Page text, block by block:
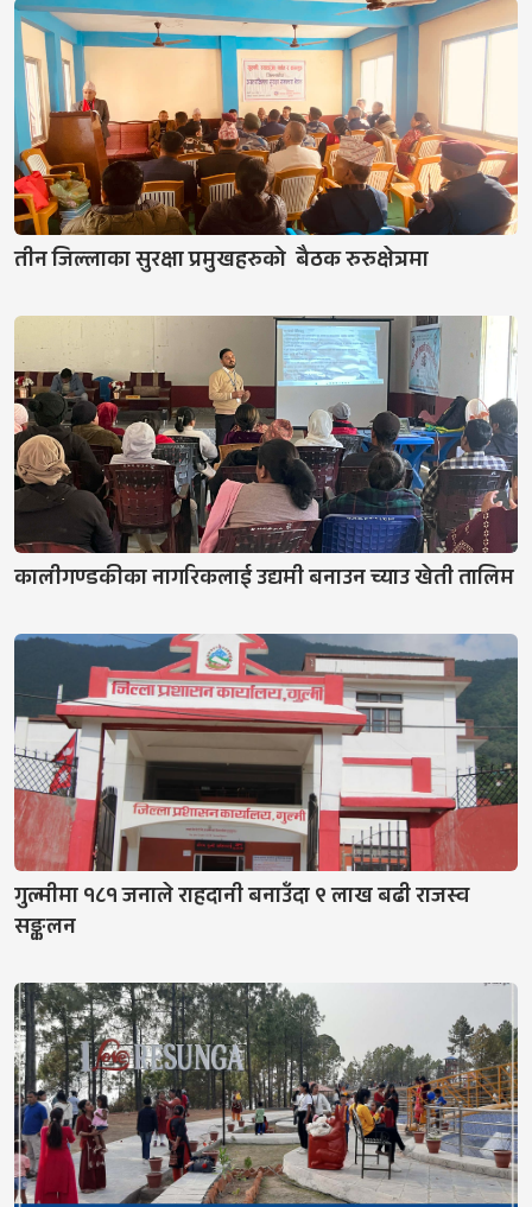
तीन जिल्लाका सुरक्षा प्रमुखहरुको बैठक रुरुक्षेत्रमा
कालीगण्डकीका नागरिकलाई उद्यमी बनाउन च्याउ खेती तालिम
गुल्मीमा १८१ जनाले राहदानी बनाउँदा ९ लाख बढी राजस्व
सङ्कलन